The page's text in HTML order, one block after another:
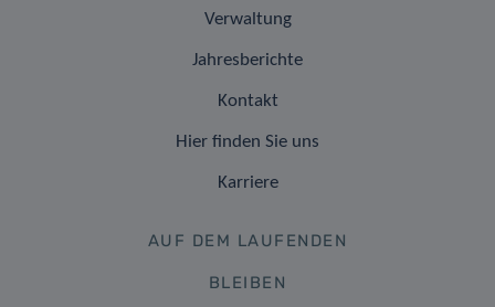
Verwaltung
Jahresberichte
Kontakt
Hier finden Sie uns
Karriere
AUF DEM LAUFENDEN
BLEIBEN